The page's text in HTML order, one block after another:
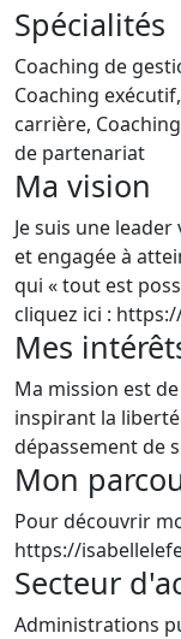
Spécialités
Coaching de
Coaching
carrière,
de partenariat
Ma vision
Je suis une
et engagée à
qui « tout est
cliquez ici :
Mes
Ma mission est
inspirant la
dépassement de
Mon
Pour découvrir
https://
Secteur
Administrations